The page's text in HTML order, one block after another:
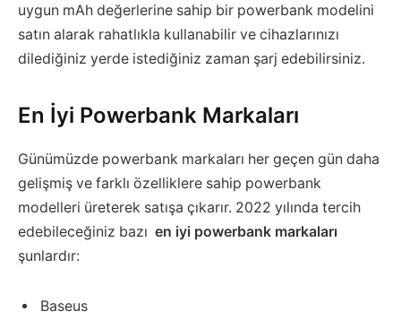
uygun mAh değerlerine sahip bir powerbank modelini
satın alarak rahatlıkla kullanabilir ve cihazlarınızı
dilediğiniz yerde istediğiniz zaman şarj edebilirsiniz.
En İyi Powerbank Markaları
Günümüzde powerbank markaları her geçen gün daha
gelişmiş ve farklı özelliklere sahip powerbank
modelleri üreterek satışa çıkarır. 2022 yılında tercih
edebileceğiniz bazı en iyi powerbank markaları
şunlardır:
Baseus